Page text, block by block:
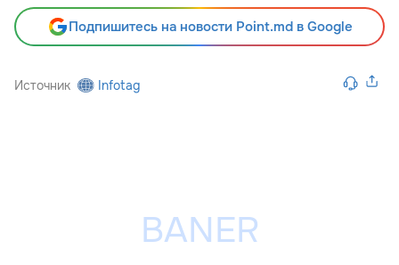
Подпишитесь на новости Point.md в Google
Источник Infotag